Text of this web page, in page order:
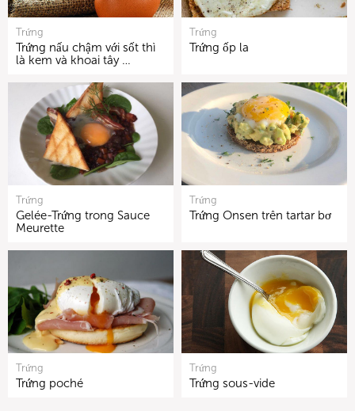
Trứng
Trứng nấu chậm với sốt thì
là kem và khoai tây …
Trứng
Trứng ốp la
Trứng
Gelée-Trứng trong Sauce
Meurette
Trứng
Trứng Onsen trên tartar bơ
Trứng
Trứng poché
Trứng
Trứng sous-vide